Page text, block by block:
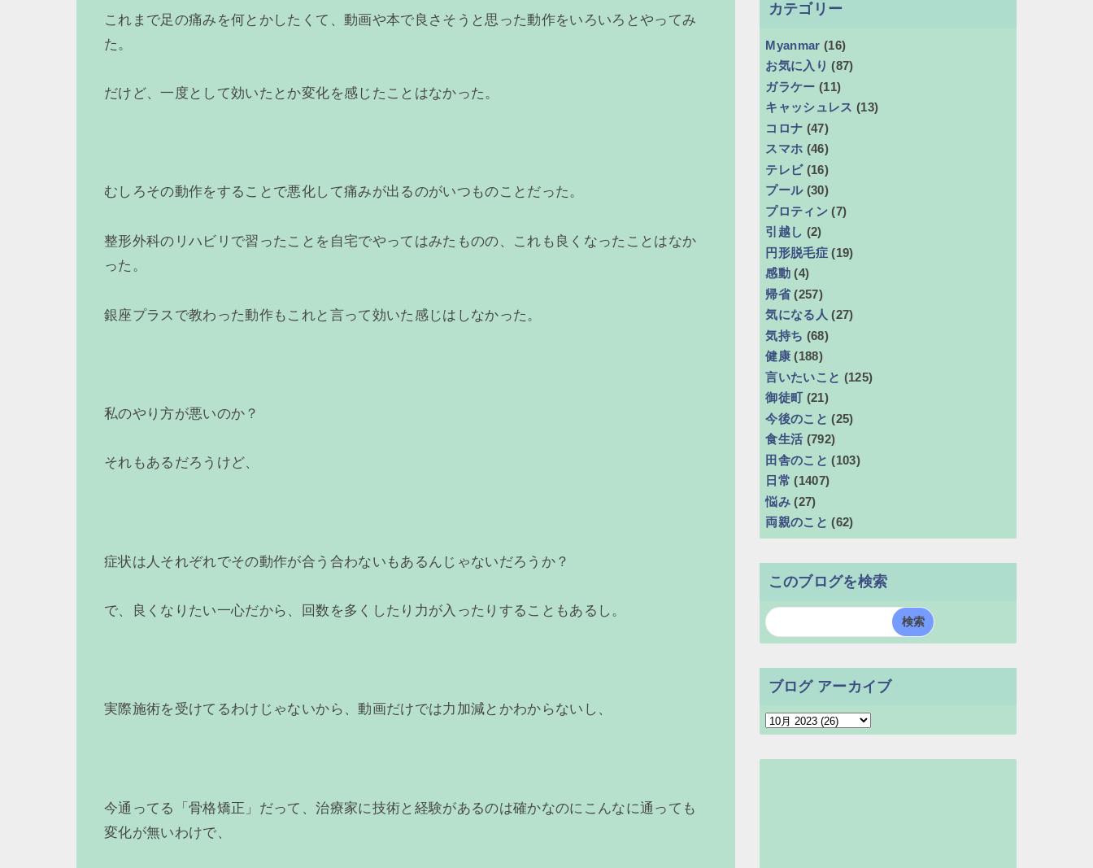
これまで足の痛みを何とかしたくて、動画や本で良さそうと思った動作をいろいろとやってみ
た。
だけど、一度として効いたとか変化を感じたことはなかった。
むしろその動作をすることで悪化して痛みが出るのがいつものことだった。
整形外科のリハビリで習ったことを自宅でやってはみたものの、これも良くなったことはなか
った。
銀座プラスで教わった動作もこれと言って効いた感じはしなかった。
私のやり方が悪いのか？
それもあるだろうけど、
症状は人それぞれでその動作が合う合わないもあるんじゃないだろうか？
で、良くなりたい一心だから、回数を多くしたり力が入ったりすることもあるし。
実際施術を受けてるわけじゃないから、動画だけでは力加減とかわからないし、
今通ってる「骨格矯正」だって、治療家に技術と経験があるのは確かなのにこんなに通っても
変化が無いわけで、
カテゴリー
Myanmar (16)
お気に入り (87)
ガラケー (11)
キャッシュレス (13)
コロナ (47)
スマホ (46)
テレビ (16)
プール (30)
プロティン (7)
引越し (2)
円形脱毛症 (19)
感動 (4)
帰省 (257)
気になる人 (27)
気持ち (68)
健康 (188)
言いたいこと (125)
御徒町 (21)
今後のこと (25)
食生活 (792)
田舎のこと (103)
日常 (1407)
悩み (27)
両親のこと (62)
このブログを検索
ブログ アーカイブ